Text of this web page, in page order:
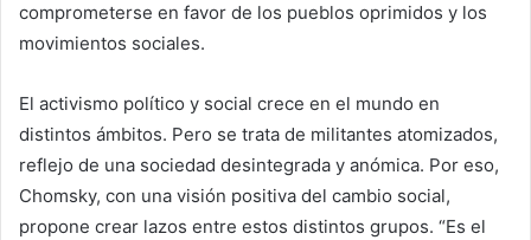
comprometerse en favor de los pueblos oprimidos y los
movimientos sociales.
El activismo político y social crece en el mundo en
distintos ámbitos. Pero se trata de militantes atomizados,
reflejo de una sociedad desintegrada y anómica. Por eso,
Chomsky, con una visión positiva del cambio social,
propone crear lazos entre estos distintos grupos. “Es el